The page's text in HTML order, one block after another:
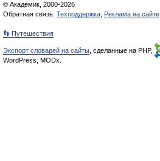
© Академик, 2000-2026
Обратная связь: Техподдержка Реклама на сайте
👣 Путешествия
Экспорт словарей на сайты , сделанные на PHP,
WordPress, MODx.